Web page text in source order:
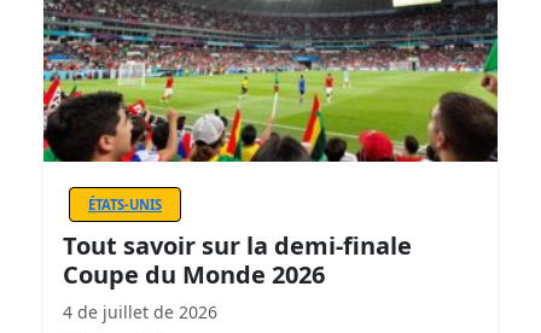
ÉTATS-UNIS
Tout savoir sur la demi-finale
Coupe du Monde 2026
4 de juillet de 2026